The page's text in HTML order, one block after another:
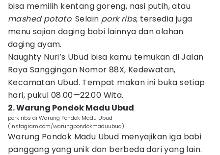
bisa memilih kentang goreng, nasi putih, atau
mashed potato. Selain pork ribs, tersedia juga
menu sajian daging babi lainnya dan olahan
daging ayam.
Naughty Nuri’s Ubud bisa kamu temukan di Jalan
Raya Sanggingan Nomor 88X, Kedewatan,
Kecamatan Ubud. Tempat makan ini buka setiap
hari, pukul 08.00—22.00 Wita.
2. Warung Pondok Madu Ubud
pork ribs di Warung Pondok Madu Ubud
(instagram.com/warungpondokmaduubud)
Warung Pondok Madu Ubud menyajikan iga babi
panggang yang unik dan berbeda dari yang lain.